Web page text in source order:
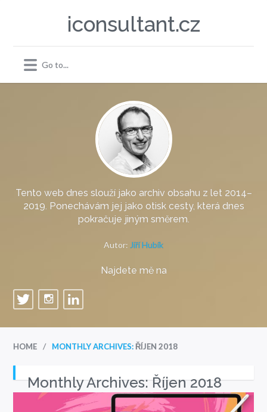
iconsultant.cz
Tento web dnes slouží jako archiv obsahu z let 2014–
2019. Ponechávám jej jako otisk cesty, která dnes
pokračuje jiným směrem.
Autor: Jiří Hubík
Najdete mě na
HOME / MONTHLY ARCHIVES: ŘÍJEN 2018
Monthly Archives:Říjen 2018